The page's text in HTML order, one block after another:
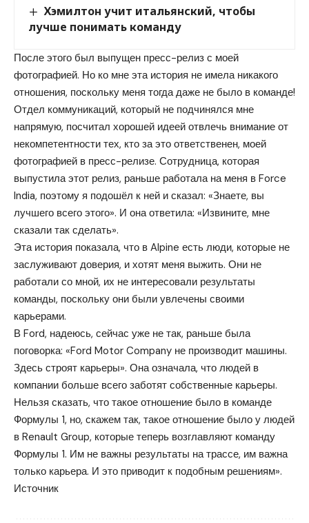
Хэмилтон учит итальянский, чтобы
лучше понимать команду
После этого был выпущен пресс-релиз с моей
фотографией. Но ко мне эта история не имела никакого
отношения, поскольку меня тогда даже не было в команде!
Отдел коммуникаций, который не подчинялся мне
напрямую, посчитал хорошей идеей отвлечь внимание от
некомпетентности тех, кто за это ответственен, моей
фотографией в пресс-релизе. Сотрудница, которая
выпустила этот релиз, раньше работала на меня в Force
India, поэтому я подошёл к ней и сказал: «Знаете, вы
лучшего всего этого». И она ответила: «Извините, мне
сказали так сделать».
Эта история показала, что в Alpine есть люди, которые не
заслуживают доверия, и хотят меня выжить. Они не
работали со мной, их не интересовали результаты
команды, поскольку они были увлечены своими
карьерами.
В Ford, надеюсь, сейчас уже не так, раньше была
поговорка: «Ford Motor Company не производит машины.
Здесь строят карьеры». Она означала, что людей в
компании больше всего заботят собственные карьеры.
Нельзя сказать, что такое отношение было в команде
Формулы 1, но, скажем так, такое отношение было у людей
в Renault Group, которые теперь возглавляют команду
Формулы 1. Им не важны результаты на трассе, им важна
только карьера. И это приводит к подобным решениям».
Источник